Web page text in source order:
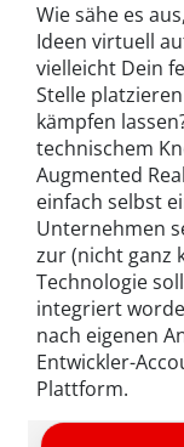
Wie sähe es
Ideen virtuell
vielleicht Dein
Stelle
kämpfen
technischem
Augmented
einfach selbst
Unternehmen
zur (nicht ganz
Technologie
integriert
nach eigenen
Entwickler-
Plattform.